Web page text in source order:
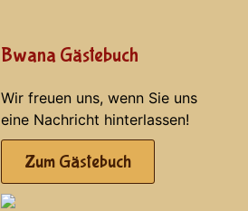
Bwana Gästebuch
Wir freuen uns, wenn Sie uns
eine Nachricht hinterlassen!
Zum Gästebuch